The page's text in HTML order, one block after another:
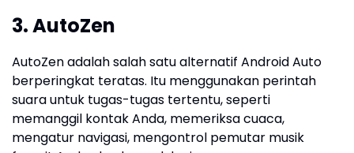
3. AutoZen
AutoZen adalah salah satu alternatif Android Auto
berperingkat teratas. Itu menggunakan perintah
suara untuk tugas-tugas tertentu, seperti
memanggil kontak Anda, memeriksa cuaca,
mengatur navigasi, mengontrol pemutar musik